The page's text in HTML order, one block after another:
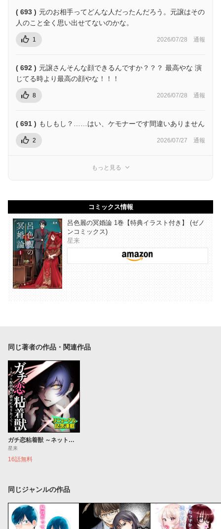
( 693 ) 元のお相手ってどんな人だったんだろう。元譲はその
人のこと全く思い出せてないのかな。
1 2026/07/28 通報
( 692 ) 元譲さんそんな顔できるんですか？？？ 最高やな 演
じてる時より最高の顔やな！！！
8 2026/07/28 通報
( 691 ) もしもし？……はい、ケモナーです間違いありません
2 2026/07/27 通報
もっと見る
コミックス情報
呂色麗の冥婚論 1巻【特典イラスト付き】 (ゼノ
ンコミックス)
星来
同じ著者の作品・関連作品
ガチ恋粘着獣 ～ネット配信者の彼女になりたくて～
星来
16話無料
同じジャンルの作品